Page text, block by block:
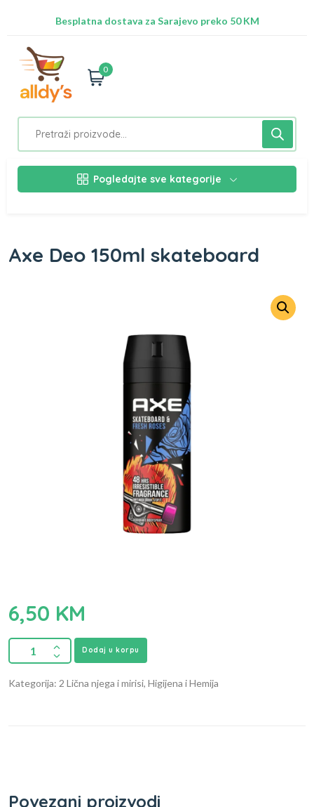
Besplatna dostava za Sarajevo preko 50 KM
0
Pogledajte sve kategorije
Axe Deo 150ml skateboard
6,50 KM
Dodaj u korpu
Kategorija: 2 Lična njega i mirisi, Higijena i Hemija
Povezani proizvodi